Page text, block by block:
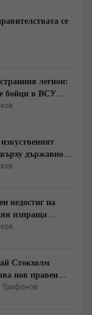
се
легион:
бойци в ВСУ
държавното
недостиг на
изпраща
технологии
Стокхолм
нов правен
Трифонов